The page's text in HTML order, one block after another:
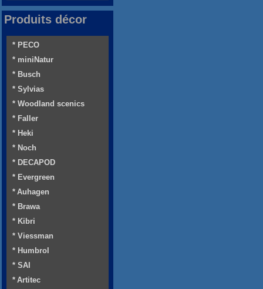
Produits décor
* PECO
* miniNatur
* Busch
* Sylvias
* Woodland scenics
* Faller
* Heki
* Noch
* DECAPOD
* Evergreen
* Auhagen
* Brawa
* Kibri
* Viessman
* Humbrol
* SAI
* Artitec